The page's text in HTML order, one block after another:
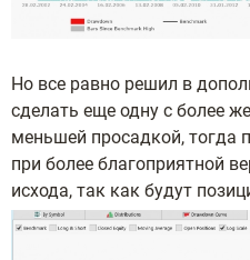
Но все равно решил в
сделать еще одну с более
меньшей просадкой, тогда
при более благоприятной
исхода, так как будут